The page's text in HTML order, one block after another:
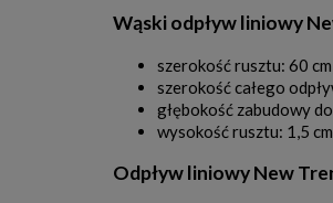
Wąski odpływ liniowy
szerokość rusztu: 60
szerokość całego
głębokość zabudowy
wysokość rusztu: 1,5 cm
Odpływ liniowy New